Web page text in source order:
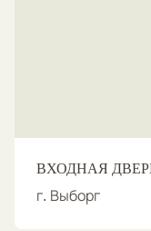
ВХОДНАЯ
г. Выборг